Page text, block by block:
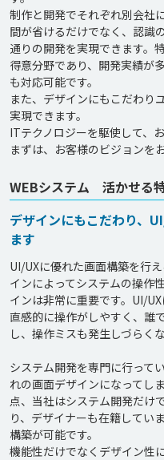
制作と開発でそれぞれ別会社
間が省けるだけでなく、認識
通りの開発を実現できます。
得意分野であり、開発実績が
も対応可能です。
また、デザインにもこだわり
実現できます。
ITテクノロジーを駆使して、
まずは、お客様のビジョンを
WEBシステム 活かせる
デザインにもこだわり、
ます
UI/UXに優れた画面構築を行
インによってシステムの操作
インは非常に重要です。UI/
直感的に操作がしやすく、誰
し、操作ミスも発生しづらくな
システム開発を専門に行って
れの画面デザインになってし
点、当社はシステム開発だけ
り、デザイナーも在籍してい
構築が可能です。
機能性だけでなくデザイン性